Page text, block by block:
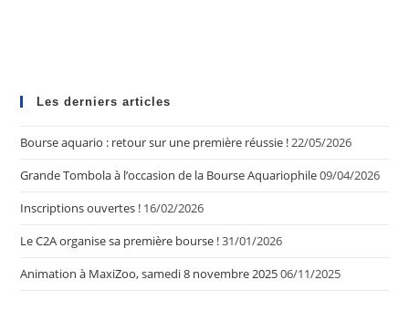
Les derniers articles
Bourse aquario : retour sur une première réussie !22/05/2026
Grande Tombola à l’occasion de la Bourse Aquariophile09/04/2026
Inscriptions ouvertes ! 16/02/2026
Le C2A organise sa première bourse !31/01/2026
Animation à MaxiZoo, samedi 8 novembre 202506/11/2025